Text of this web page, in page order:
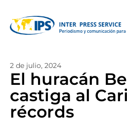
2 de julio, 2024
El huracán
castiga al
récords